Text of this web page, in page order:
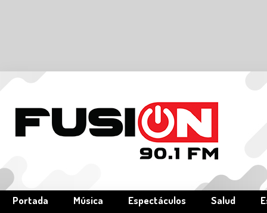
Portada Música Espectáculos Salud